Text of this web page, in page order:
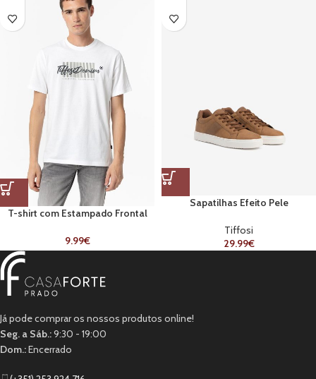
T-shirt com Estampado Frontal
9.99€
Sapatilhas Efeito Pele
Tiffosi
29.99€
Já pode comprar os nossos produtos online!
Seg. a Sáb.:9:30 - 19:00
Dom.:Encerrado